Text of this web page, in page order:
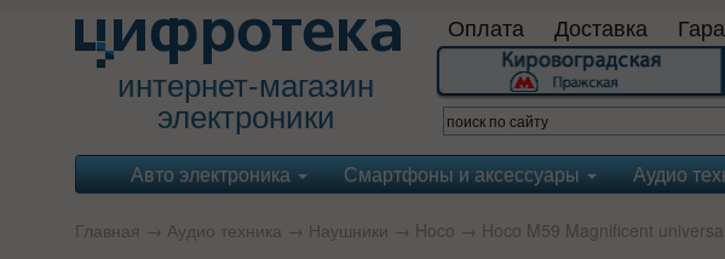
интернет-магазин
электроники
Оплата Доставка
Авто электроника Смартфоны и аксессуары Аудио
Главная → Аудио техника → Наушники → Hoco → Hoco M59 Magnificent